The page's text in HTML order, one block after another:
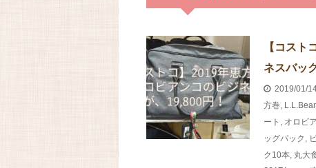
【コスト
ネスバッ
2019/01/
方巻,
ート , オロビ
ッグパック ,
ク10本, 丸大